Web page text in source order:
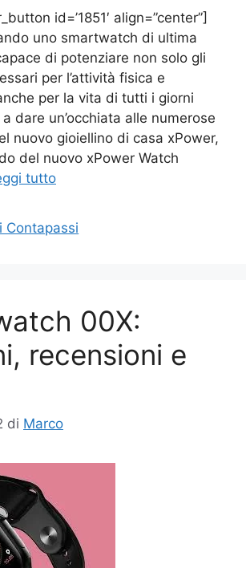
id=’1851′ align=”center”]
uno smartwatch di ultima
di potenziare non solo gli
per l’attività fisica e
per la vita di tutti i giorni
dare un’occhiata alle numerose
nuovo gioiellino di casa xPower,
del nuovo xPower Watch
tutto
Contapassi
00X:
recensioni e
di Marco